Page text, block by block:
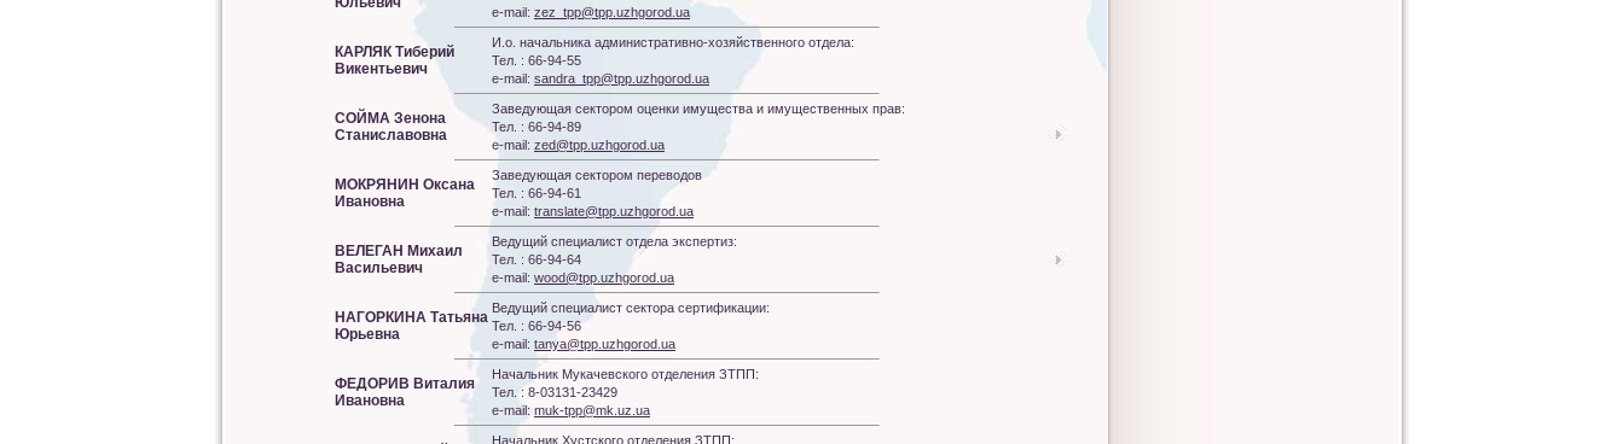
e-mail: zez_tpp@tpp.uzhgorod.ua
КАРЛЯК Тиберий
Викентьевич
И.о. начальника административно-хозяйственного отдела:
Тел. : 66-94-55
e-mail: sandra_tpp@tpp.uzhgorod.ua
СОЙМА Зенона
Станиславовна
Заведующая сектором оценки имущества и имущественных прав:
Тел. : 66-94-89
e-mail: zed@tpp.uzhgorod.ua
МОКРЯНИН Оксана
Ивановна
Заведующая сектором переводов
Тел. : 66-94-61
e-mail: translate@tpp.uzhgorod.ua
ВЕЛЕГАН Михаил
Васильевич
Ведущий специалист отдела экспертиз:
Тел. : 66-94-64
e-mail: wood@tpp.uzhgorod.ua
НАГОРКИНА Татьяна
Юрьевна
Ведущий специалист сектора сертификации:
Тел. : 66-94-56
e-mail: tanya@tpp.uzhgorod.ua
ФЕДОРИВ Виталия
Ивановна
Начальник Мукачевского отделения ЗТПП:
Тел. : 8-03131-23429
e-mail: muk-tpp@mk.uz.ua
Начальник Хустского отделения ЗТПП: